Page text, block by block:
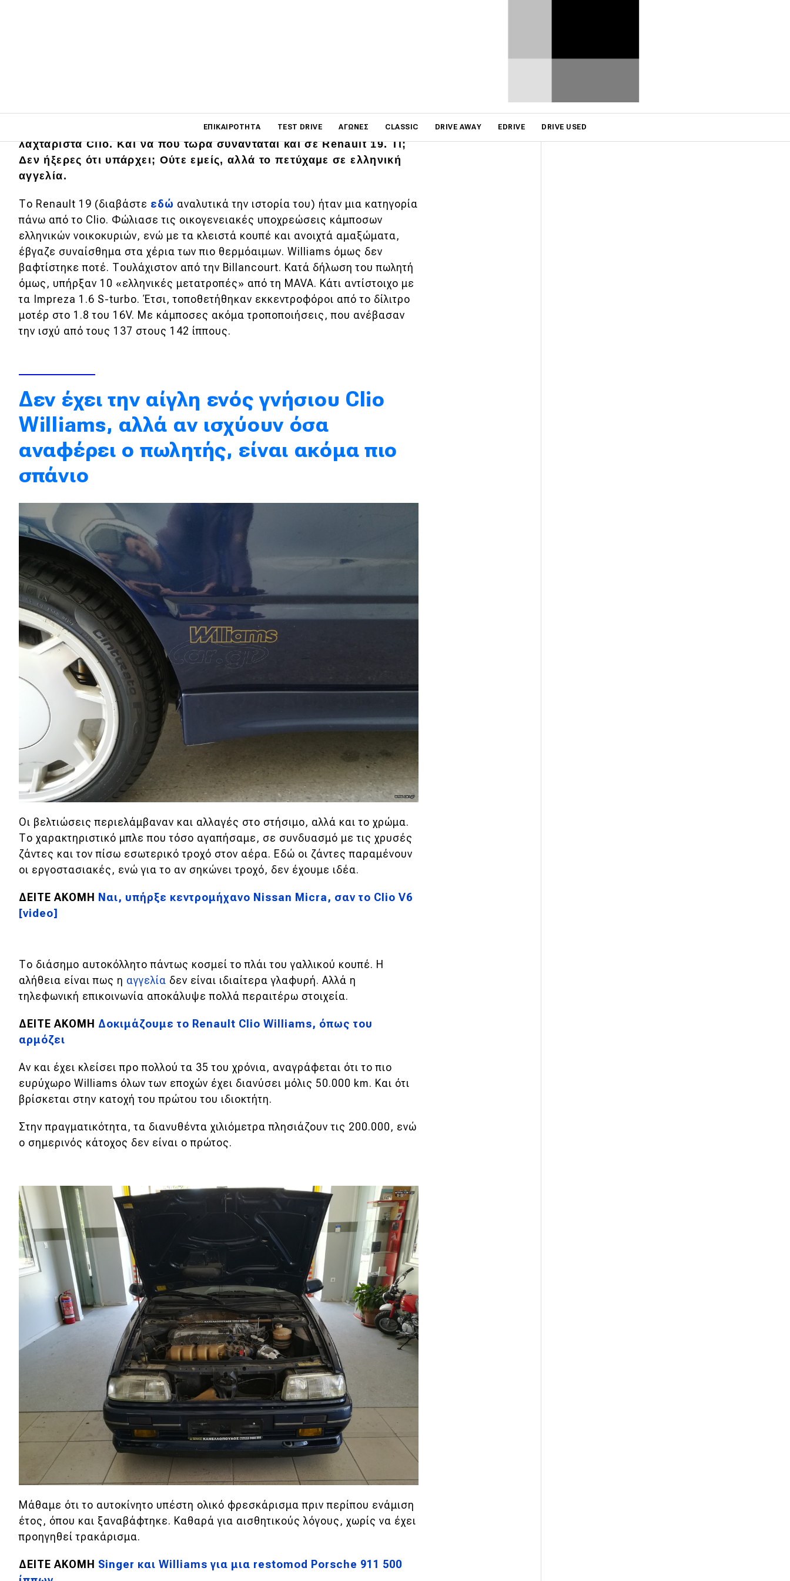
ΕΠΙΚΑΙΡΌΤΗΤΑ TEST DRIVE ΑΓΏΝΕΣ CLASSIC DRIVE AWAY EDRIVE DRIVE USED
Main navigation
Επικαιρότητα
Νέα μοντέλα
Πρωτότυπα
Ελλάδα
Κόσμος
Τεχνολογία
Ασφάλεια
Test Drive
Δοκιμή
Αποστολή
Συγκρίνουμε
Αγώνες
Formula 1
WRC
Motorsport
Eco
Τεχνολογία
Mobility
Σταθμοί φόρτισης
Classic
Παρουσιάσεις
DRIVE Away
MOTO
Οδηγός αγοράς
Συμβουλές
Χρηστικά
ΚΤΕΟ
Οδική βοήθεια
eDRIVE
Williams, ένας λατρεμένος λογότυπος που συνόδευε τα πιο
λαχταριστά Clio. Και να που τώρα συναντάται και σε Renault 19. Τι;
Δεν ήξερες ότι υπάρχει; Ούτε εμείς, αλλά το πετύχαμε σε ελληνική
αγγελία.
Το Renault 19 (διαβάστε εδώ αναλυτικά την ιστορία του) ήταν μια κατηγορία
πάνω από το Clio. Φώλιασε τις οικογενειακές υποχρεώσεις κάμποσων
ελληνικών νοικοκυριών, ενώ με τα κλειστά κουπέ και ανοιχτά αμαξώματα,
έβγαζε συναίσθημα στα χέρια των πιο θερμόαιμων. Williams όμως δεν
βαφτίστηκε ποτέ. Τουλάχιστον από την Billancourt. Κατά δήλωση του πωλητή
όμως, υπήρξαν 10 «ελληνικές μετατροπές» από τη MAVA. Κάτι αντίστοιχο με
τα Impreza 1.6 S-turbo. Έτσι, τοποθετήθηκαν εκκεντροφόροι από το δίλιτρο
μοτέρ στο 1.8 του 16V. Με κάμποσες ακόμα τροποποιήσεις, που ανέβασαν
την ισχύ από τους 137 στους 142 ίππους.
Δεν έχει την αίγλη ενός γνήσιου Clio
Williams, αλλά αν ισχύουν όσα
αναφέρει ο πωλητής, είναι ακόμα πιο
σπάνιο
Οι βελτιώσεις περιελάμβαναν και αλλαγές στο στήσιμο, αλλά και το χρώμα.
Το χαρακτηριστικό μπλε που τόσο αγαπήσαμε, σε συνδυασμό με τις χρυσές
ζάντες και τον πίσω εσωτερικό τροχό στον αέρα. Εδώ οι ζάντες παραμένουν
οι εργοστασιακές, ενώ για το αν σηκώνει τροχό, δεν έχουμε ιδέα.
ΔΕΙΤΕ ΑΚΟΜΗ
Ναι, υπήρξε κεντρομήχανο Nissan Micra, σαν το Clio V6
[video]
Το διάσημο αυτοκόλλητο πάντως κοσμεί το πλάι του γαλλικού κουπέ. Η
αλήθεια είναι πως η αγγελία δεν είναι ιδιαίτερα γλαφυρή. Αλλά η
τηλεφωνική επικοινωνία αποκάλυψε πολλά περαιτέρω στοιχεία.
ΔΕΙΤΕ ΑΚΟΜΗ Δοκιμάζουμε το Renault Clio Williams, όπως του
αρμόζει
Αν και έχει κλείσει προ πολλού τα 35 του χρόνια, αναγράφεται ότι το πιο
ευρύχωρο Williams όλων των εποχών έχει διανύσει μόλις 50.000 km. Και ότι
βρίσκεται στην κατοχή του πρώτου του ιδιοκτήτη.
Στην πραγματικότητα, τα διανυθέντα χιλιόμετρα πλησιάζουν τις 200.000, ενώ
ο σημερινός κάτοχος δεν είναι ο πρώτος.
Μάθαμε ότι το αυτοκίνητο υπέστη ολικό φρεσκάρισμα πριν περίπου ενάμιση
έτος, όπου και ξαναβάφτηκε. Καθαρά για αισθητικούς λόγους, χωρίς να έχει
προηγηθεί τρακάρισμα.
ΔΕΙΤΕ ΑΚΟΜΗ Singer και Williams για μια restomod Porsche 911 500